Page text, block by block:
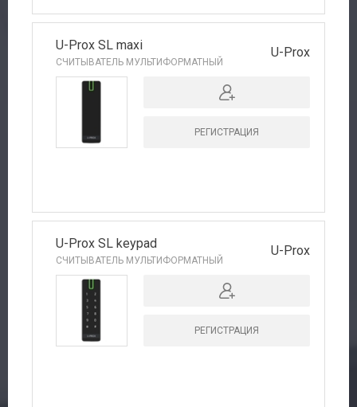
U-Prox SL maxi
СЧИТЫВАТЕЛЬ МУЛЬТИФОРМАТНЫЙ
U-Prox
РЕГИСТРАЦИЯ
U-Prox SL keypad
СЧИТЫВАТЕЛЬ МУЛЬТИФОРМАТНЫЙ
U-Prox
РЕГИСТРАЦИЯ